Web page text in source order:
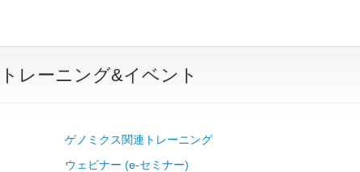
トレーニング&イベント
ゲノミクス関連トレーニング
ウェビナー (e-セミナー)